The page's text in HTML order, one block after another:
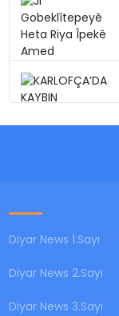
Diyar News 1.Sayı
Diyar News 2.Sayı
Diyar News 3.Sayı